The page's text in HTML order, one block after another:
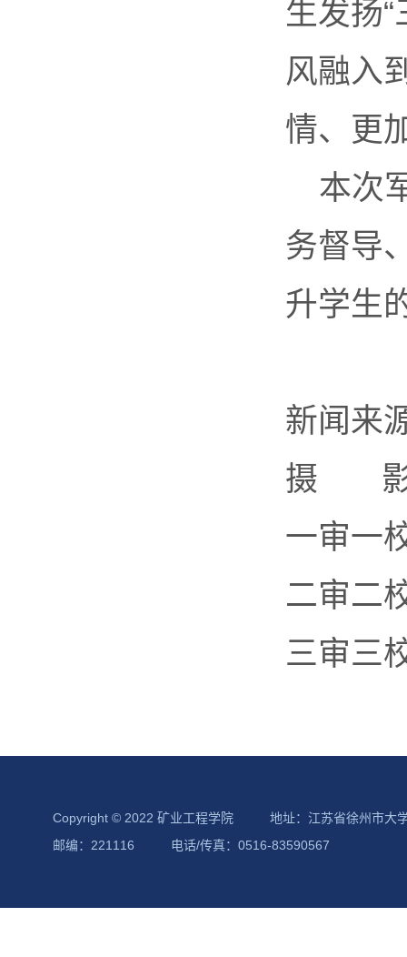
生发扬
风融入
情、更
本次
务督导
升学生
新闻来
摄 影
一审一
二审二
三审三
Copyright © 2022 矿业工程学院
地址：江苏省徐州市大
邮编：221116
电话/传真：0516-83590567